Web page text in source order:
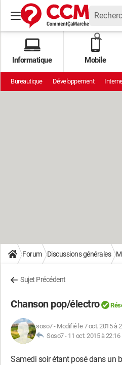
Informatique Mobile
Bureautique Développement
Forum Discussions générales
Sujet Précédent
Chanson pop/électro
soso7- Modifié le 7 oct. 2015 à
Soso7 - 11 oct. 2015 à 22:16
Samedi soir étant posé dans un